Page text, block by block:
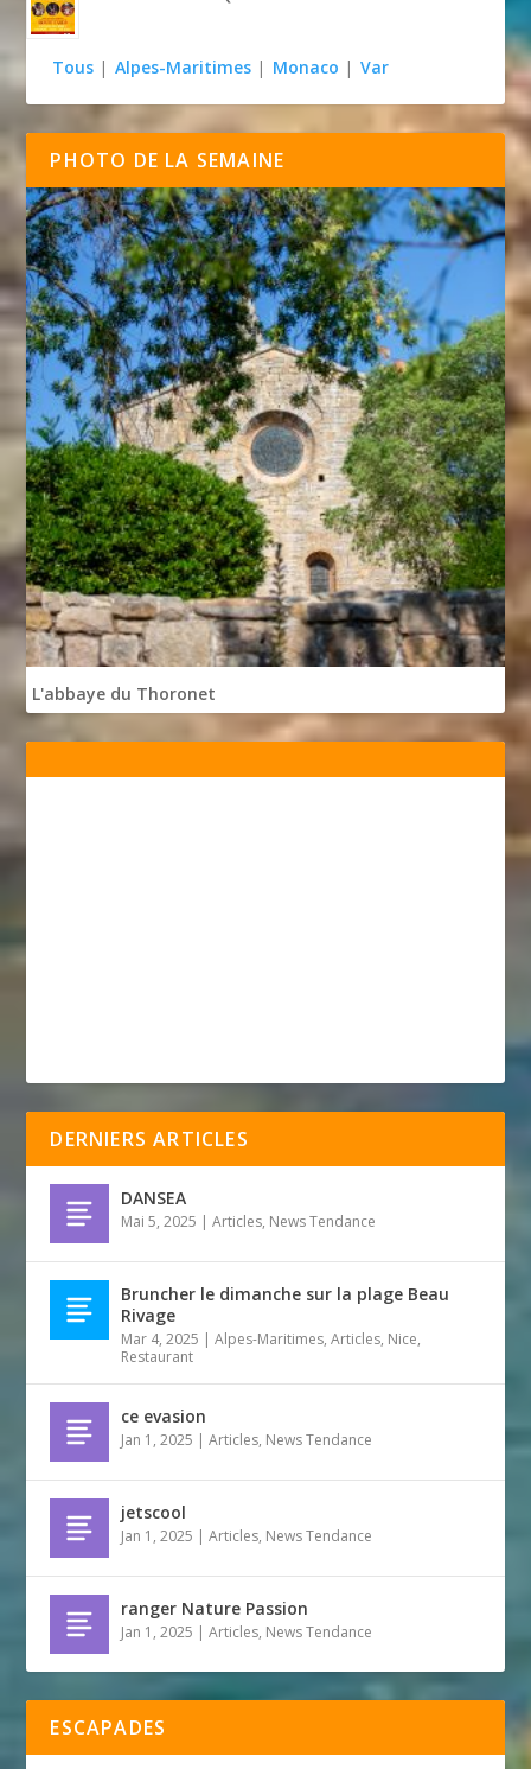
Tous | Alpes-Maritimes | Monaco | Var
PHOTO DE LA SEMAINE
L'abbaye du Thoronet
DERNIERS ARTICLES
DANSEA
Mai 5, 2025 |Articles, News Tendance
Bruncher le dimanche sur la plage Beau
Rivage
Mar 4, 2025 |Alpes-Maritimes,Articles, Nice,
Restaurant
ce evasion
Jan 1, 2025 |Articles, News Tendance
jetscool
Jan 1, 2025 |Articles, News Tendance
ranger Nature Passion
Jan 1, 2025 |Articles, News Tendance
ESCAPADES